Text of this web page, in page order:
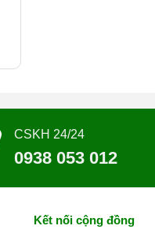
CSKH 24/24
0938 053 012
Kết nối cộng đồng